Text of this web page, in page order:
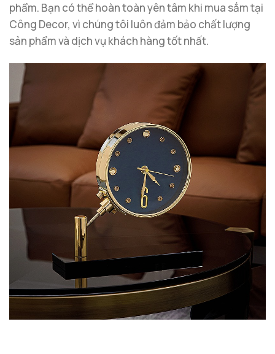
phẩm. Bạn có thể hoàn toàn yên tâm khi mua sắm tại
Công Decor, vì chúng tôi luôn đảm bảo chất lượng
sản phẩm và dịch vụ khách hàng tốt nhất.